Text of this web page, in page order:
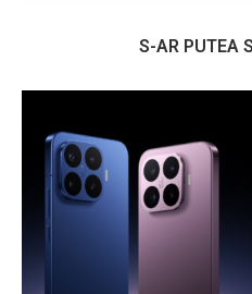
S-AR PUTEA